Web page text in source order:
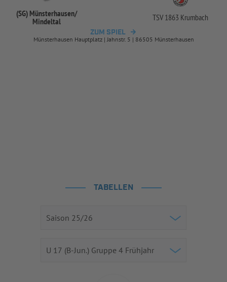
(SG) Münsterhausen/
Mindeltal
TSV 1863 Krumbach
ZUM SPIEL
Münsterhausen Hauptplatz | Jahnstr. 5 | 86505 Münsterhausen
TABELLEN